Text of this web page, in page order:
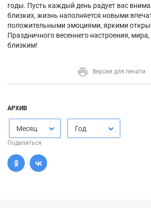
годы. Пусть каждый день радует вас
близких, жизнь наполняется новыми
положительными эмоциями, яркими
Праздничного весеннего настроения,
близким!
Версия для печати
АРХИВ
Месяц Год
Поделиться